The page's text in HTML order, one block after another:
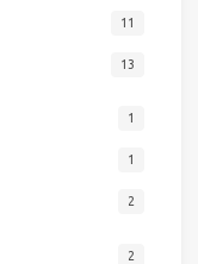
11
13
1
1
2
2